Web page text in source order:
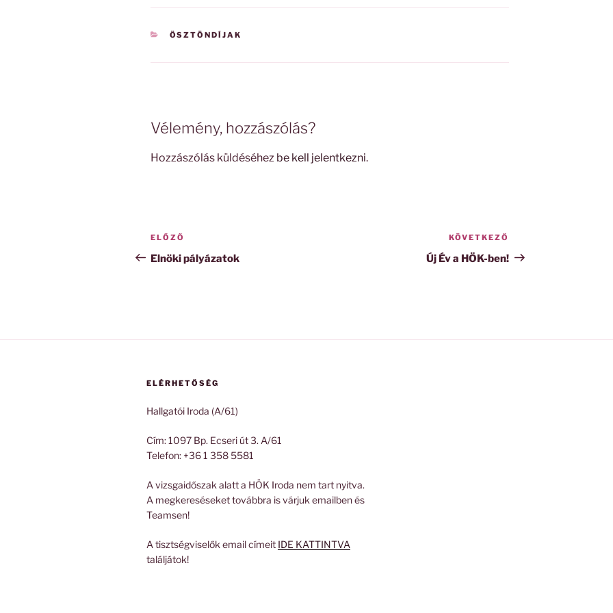
KATEGÓRIÁK
ÖSZTÖNDÍJAK
Vélemény, hozzászólás?
Hozzászólás küldéséhez be kell jelentkezni.
Bejegyzés
navigáció
Korábbi
bejegyzés
ELŐZŐ
Elnöki pályázatok
bejegyzés
KÖVETKEZŐ
Új Év a HÖK-ben!
ELÉRHETŐSÉG
Hallgatói Iroda (A/61)
Cím: 1097 Bp. Ecseri út 3. A/61
Telefon: +36 1 358 5581
A vizsgaidőszak alatt a HÖK Iroda nem tart nyitva.
A megkereséseket továbbra is várjuk emailben és
Teamsen!
A tisztségviselők email címeit IDE KATTINTVA
találjátok!